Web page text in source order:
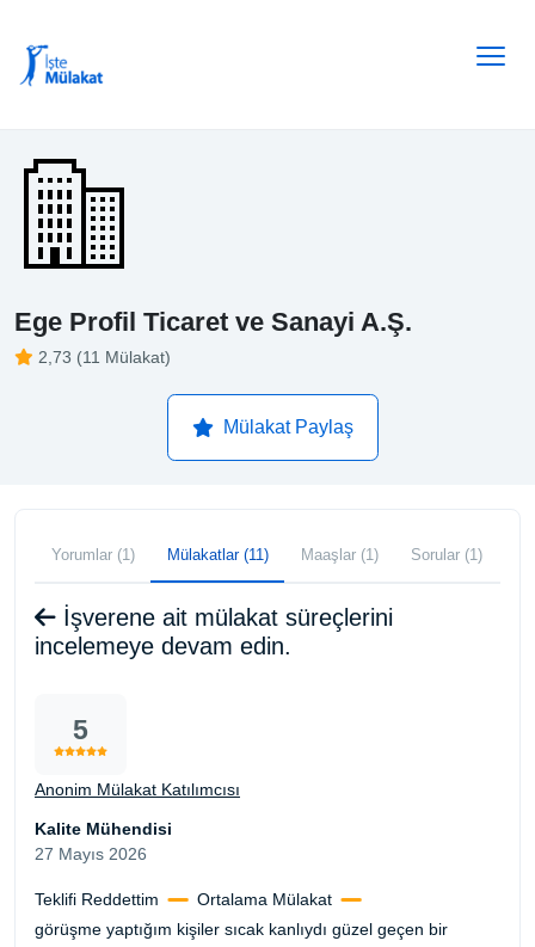
Ege Profil Ticaret ve Sanayi A.Ş.
2,73 (11 Mülakat)
Mülakat Paylaş
Yorumlar (1) Mülakatlar (11) Maaşlar (1) Sorular (1)
İşverene ait mülakat süreçlerini
incelemeye devam edin.
5
Anonim Mülakat Katılımcısı
Kalite Mühendisi
27 Mayıs 2026
Teklifi Reddettim
Ortalama Mülakat
görüşme yaptığım kişiler sıcak kanlıydı güzel geçen bir